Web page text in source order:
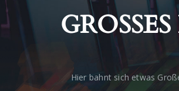
Hier bahnt sich etwas